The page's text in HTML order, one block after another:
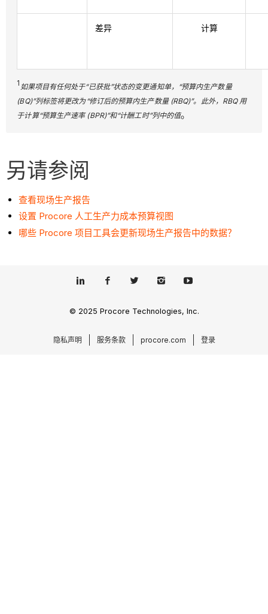
差异 计算
1 如果项目有任何处于“已获批”状态的变更通知单，“预算内生产数量
(BQ)”列标签将更改为“修订后的预算内生产数量 (RBQ)”。此外，RBQ 用
于计算“预算生产速率 (BPR)”和“计酬工时”列中的值。
另请参阅
查看现场生产报告
设置 Procore 人工生产力成本预算视图
哪些 Procore 项目工具会更新现场生产报告中的数据？
© 2025 Procore Technologies, Inc.
隐私声明 服务条款 procore.com 登录